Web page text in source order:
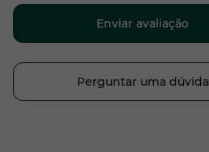
Enviar avaliação
Perguntar uma dúvida